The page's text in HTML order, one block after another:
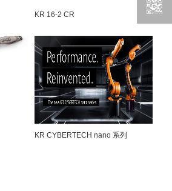
KR 16-2 CR
KR CYBERTECH nano 系列